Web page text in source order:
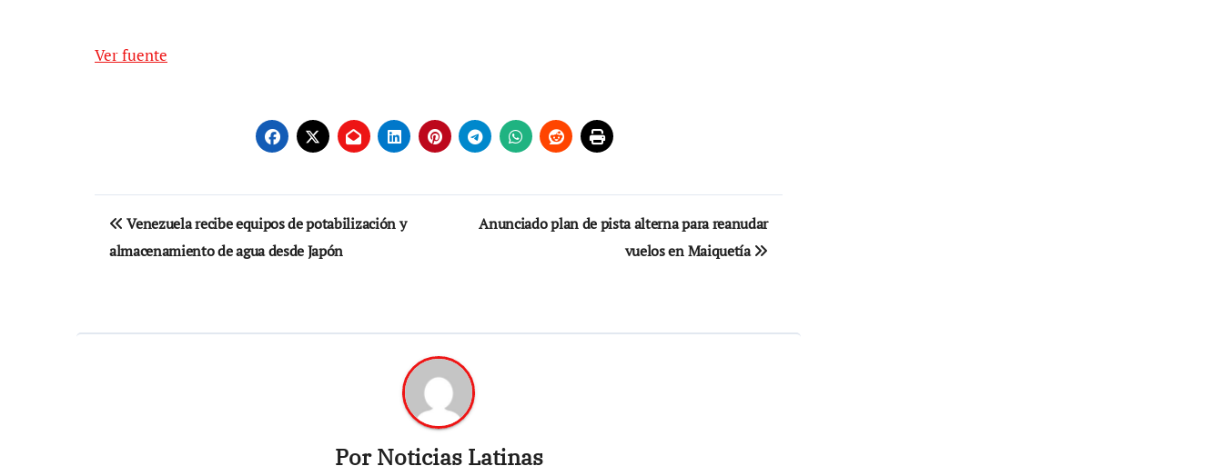
Ver fuente
Navegación
de
Venezuela recibe equipos de potabilización y
almacenamiento de agua desde Japón
Anunciado plan de pista alterna para reanudar
vuelos en Maiquetía
PorNoticias Latinas